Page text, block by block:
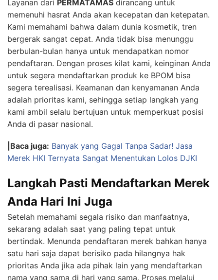
Layanan dari PERMATAMAS dirancang untuk
memenuhi hasrat Anda akan kecepatan dan ketepatan.
Kami memahami bahwa dalam dunia kosmetik, tren
bergerak sangat cepat. Anda tidak bisa menunggu
berbulan-bulan hanya untuk mendapatkan nomor
pendaftaran. Dengan proses kilat kami, keinginan Anda
untuk segera mendaftarkan produk ke BPOM bisa
segera terealisasi. Keamanan dan kenyamanan Anda
adalah prioritas kami, sehingga setiap langkah yang
kami ambil selalu bertujuan untuk memperkuat posisi
Anda di pasar nasional.
|Baca juga: Banyak yang Gagal Tanpa Sadar! Jasa
Merek HKI Ternyata Sangat Menentukan Lolos DJKI
Langkah Pasti Mendaftarkan Merek
Anda Hari Ini Juga
Setelah memahami segala risiko dan manfaatnya,
sekarang adalah saat yang paling tepat untuk
bertindak. Menunda pendaftaran merek bahkan hanya
satu hari saja dapat berisiko pada hilangnya hak
prioritas Anda jika ada pihak lain yang mendaftarkan
nama yang sama di hari yang sama. Proses melalui